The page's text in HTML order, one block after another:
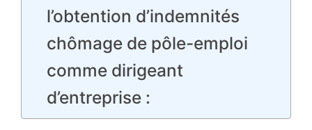
l’obtention d’indemnités
chômage de pôle-emploi
comme dirigeant
d’entreprise :